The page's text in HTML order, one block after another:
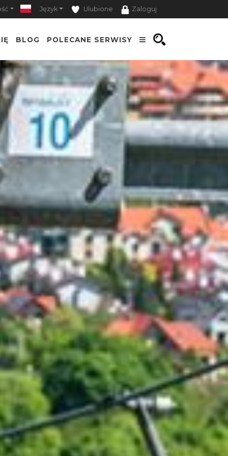
Język Ulubione Zaloguj
BLOG POLECANE SERWISY